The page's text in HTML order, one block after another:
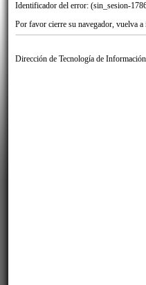
Identificador del error: (sin_sesion-
Por favor cierre su navegador, vuelva
Dirección de Tecnología de Información